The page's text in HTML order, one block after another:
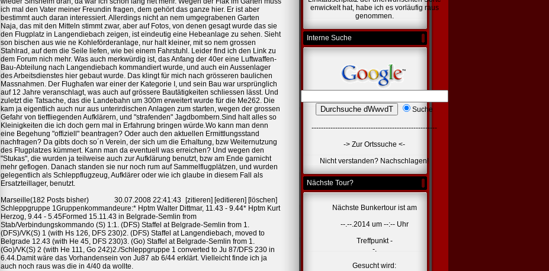
ich mal den Vater meiner Freundin fragen, dem gehört das ganze hier. Er ist aber
bestimmt auch daran interessiert. Allerdings nicht an nem umgegrabenen Garten
Naja, das mit den Mitteln stimmt zwar, aber auf Fotos, von denen gesagt wurde das sie
den Flugplatz in Langendiebach zeigen, ist eindeutig eine Hebeanlage zu sehen. Sieht
son bischen aus wie ne Kohleförderanlage, nur halt kleiner, mit so nem grossen
Stahlrad, auf dem die Seile liefen, wie bei einem Fahrstuhl. Leider find ich den Link zu
dem Forum nich mehr. Was auch merkwürdig ist, das Anfang der 40er eine Luftwaffen-
Bau-Abteilung nach Langendiebach kommandiert wurde, und auch ein Aussenlager
des Arbeitsdienstes hier gebaut wurde. Das klingt für mich nach grösseren baulichen
Massnahmen. Der Flughafen war einer der Kategorie I, und sein Bau war ursprünglich
auf 12 Jahre veranschlagt, was auch auf grössere Bautätigkeiten schliessen lässt. Und
zuletzt die Tatsache, das die Landebahn um 300m erweitert wurde für die Me262. Die
kam ja eigentlich auch nur aus unterirdischen Anlagen zum starten, wegen der grossen
Gefahr von tieffliegenden Aufklärern, und "strafenden" Jagdbombern.Sind halt alles so
Kleinigkeiten die ich doch gern mal in Erfahrung bringen würde.Wo kann man denn
eine Begehung "offiziell" beantragen? Oder auch den aktuellen Ermittlungsstand
nachfragen? Da gibts doch so´n Verein, der sich um die Erhaltung, bzw Weiternutzung
des Flugplatzes kümmert. Kann man da eventuell was erreichen? Und wegen den
"Stukas", die wurden ja teilweise auch zur Aufklärung benutzt, bzw am Ende garnicht
mehr geflogen. Danach standen sie nur noch rum auf Sammelflugplätzen, und wurden
gelegentlich als Schleppflugzeug, Aufklärer oder wie ich glaube in diesem Fall als
Ersatzteillager, benutzt.
Marseille(182 Posts bisher)
30.07.2008 22:41:43
[zitieren] [editieren] [löschen]
Schleppgruppe 1Gruppenkommandeure:* Hptm Walter Dittmar, 11.43 - 9.44* Hptm Kurt
Herzog, 9.44 - 5.45Formed 15.11.43 in Belgrade-Semlin from
Stab/Verbindungskommando (S) 1:1. (DFS) Staffel at Belgrade-Semlin from 1.
(DFS)/VK(S) 1 (with Hs 126, DFS 230)2. (DFS) Staffel at Langendiebach, moved to
Belgrade 12.43 (with He 45, DFS 230)3. (Go) Staffel at Belgrade-Semlin from 1.
(Go)/VK(S) 2 (with He 111, Go 242)2./Schleppgruppe 1 converted to Ju 87/DFS 230 in
6.44.Damit wäre das Vorhandensein von Ju87 ab 6/44 erklärt. Vielleicht finde ich ja
auch noch raus was die in 4/40 da wollte.
enwickelt hat, habe ich es vorläufig raus
genommen.
Interne Suche
Suche
-----------------------------------------------------
-> Zur Ortssuche <-
Nicht verstanden? Nachschlagen!
Nächste Tour?
Nächste Bunkertour ist am
--.--.2014 um --:-- Uhr
Treffpunkt -
-.
Gesucht wird: